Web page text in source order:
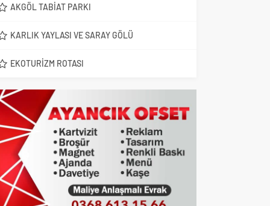
AKGÖL TABIAT PARKI
KARLIK YAYLASI VE SARAY GÖLÜ
EKOTURIZM ROTASI